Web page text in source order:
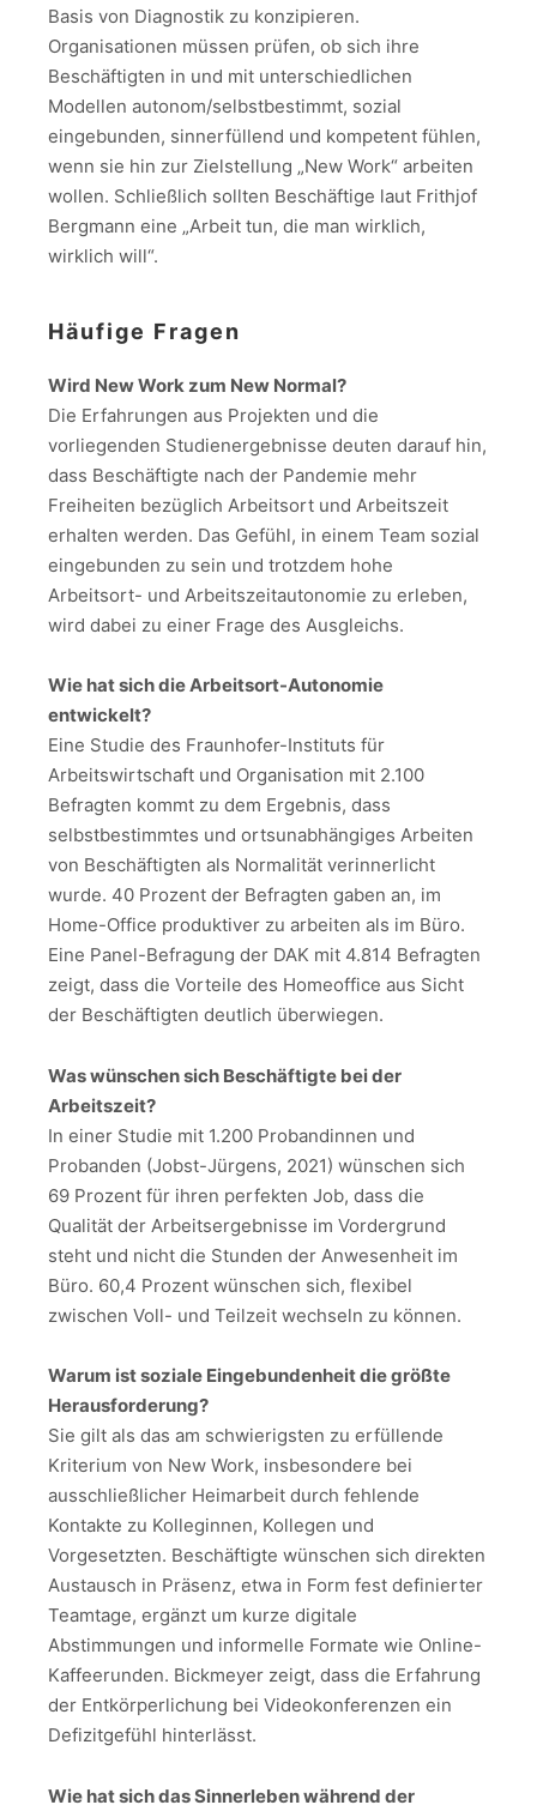
Basis von Diagnostik zu konzipieren.
Organisationen müssen prüfen, ob sich ihre
Beschäftigten in und mit unterschiedlichen
Modellen autonom/selbstbestimmt, sozial
eingebunden, sinnerfüllend und kompetent fühlen,
wenn sie hin zur Zielstellung „New Work“ arbeiten
wollen. Schließlich sollten Beschäftige laut Frithjof
Bergmann eine „Arbeit tun, die man wirklich,
wirklich will“.
Häufige Fragen
Wird New Work zum New Normal?
Die Erfahrungen aus Projekten und die
vorliegenden Studienergebnisse deuten darauf hin,
dass Beschäftigte nach der Pandemie mehr
Freiheiten bezüglich Arbeitsort und Arbeitszeit
erhalten werden. Das Gefühl, in einem Team sozial
eingebunden zu sein und trotzdem hohe
Arbeitsort- und Arbeitszeitautonomie zu erleben,
wird dabei zu einer Frage des Ausgleichs.
Wie hat sich die Arbeitsort-Autonomie
entwickelt?
Eine Studie des Fraunhofer-Instituts für
Arbeitswirtschaft und Organisation mit 2.100
Befragten kommt zu dem Ergebnis, dass
selbstbestimmtes und ortsunabhängiges Arbeiten
von Beschäftigten als Normalität verinnerlicht
wurde. 40 Prozent der Befragten gaben an, im
Home-Office produktiver zu arbeiten als im Büro.
Eine Panel-Befragung der DAK mit 4.814 Befragten
zeigt, dass die Vorteile des Homeoffice aus Sicht
der Beschäftigten deutlich überwiegen.
Was wünschen sich Beschäftigte bei der
Arbeitszeit?
In einer Studie mit 1.200 Probandinnen und
Probanden (Jobst-Jürgens, 2021) wünschen sich
69 Prozent für ihren perfekten Job, dass die
Qualität der Arbeitsergebnisse im Vordergrund
steht und nicht die Stunden der Anwesenheit im
Büro. 60,4 Prozent wünschen sich, flexibel
zwischen Voll- und Teilzeit wechseln zu können.
Warum ist soziale Eingebundenheit die größte
Herausforderung?
Sie gilt als das am schwierigsten zu erfüllende
Kriterium von New Work, insbesondere bei
ausschließlicher Heimarbeit durch fehlende
Kontakte zu Kolleginnen, Kollegen und
Vorgesetzten. Beschäftigte wünschen sich direkten
Austausch in Präsenz, etwa in Form fest definierter
Teamtage, ergänzt um kurze digitale
Abstimmungen und informelle Formate wie Online-
Kaffeerunden. Bickmeyer zeigt, dass die Erfahrung
der Entkörperlichung bei Videokonferenzen ein
Defizitgefühl hinterlässt.
Wie hat sich das Sinnerleben während der